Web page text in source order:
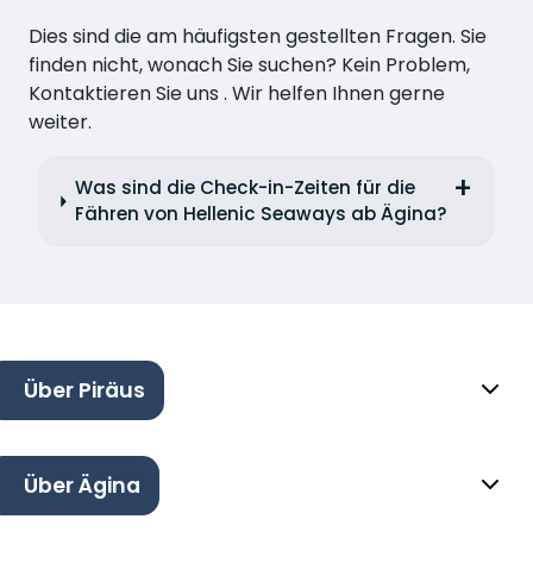
Dies sind die am häufigsten gestellten Fragen. Sie
finden nicht, wonach Sie suchen? Kein Problem,
Kontaktieren Sie uns . Wir helfen Ihnen gerne
weiter.
Was sind die Check-in-Zeiten für die
Fähren von Hellenic Seaways ab Ägina?
Über Piräus
Über Ägina